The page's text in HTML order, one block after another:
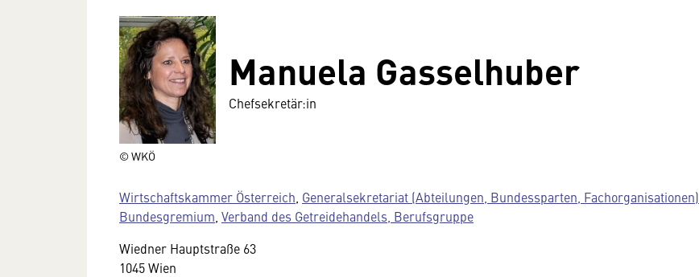
© WKÖ
Manuela Gasselhuber
Chefsekretär:in
Wirtschaftskammer Österreich Generalsekretariat (Abteilungen, Bundessparten, Fachorganisationen)
Bundesgremium Verband des Getreidehandels, Berufsgruppe
Wiedner Hauptstraße 63
1045 Wien